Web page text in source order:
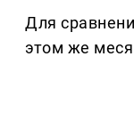
Для
этом же